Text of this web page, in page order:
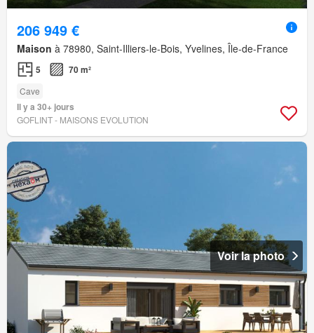
206 949 €
Maison à 78980, Saint-Illiers-le-Bois, Yvelines, Île-de-France
5 70 m²
Cave
Il y a 30+ jours
GOFLINT - MAISONS EVOLUTION
Voir la photo